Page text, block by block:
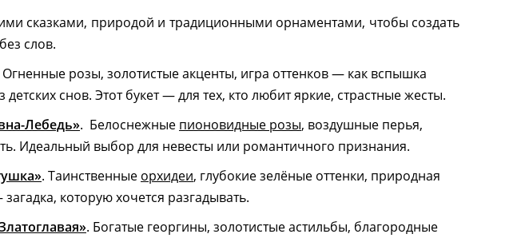
сказками, природой и традиционными орнаментами, чтобы создать
слов.
Огненные розы, золотистые акценты, игра оттенков — как вспышка
снов. Этот букет — для тех, кто любит яркие, страстные жесты.
Лебедь». Белоснежные пионовидные розы, воздушные перья,
Идеальный выбор для невесты или романтичного признания.
. Таинственные орхидеи, глубокие зелёные оттенки, природная
которую хочется разгадывать.
. Богатые георгины, золотистые астильбы, благородные